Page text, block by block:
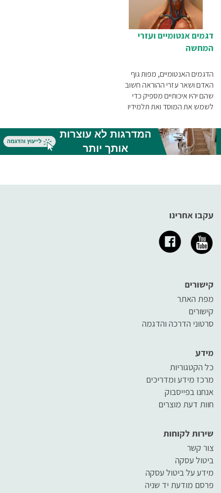
דגמים אנטומיים ועזרי
המחשה
הדגמים האנטומיים, מפות גוף
האדם ושאר עזרי ההוראה חשוב
שהם יהיו איכותיים מספיק כדי
לשמש את המוסד ואת תלמידיו
עקבו אחרינו
קישורים
מפת האתר
קישורים
סרטוני הדרכה והדגמה
מידע
כל הקטגוריות
מרכז מידע ומדריכים
אנחנו בפייסבוק
חוות דעת מוצרים
שירות לקוחות
צור קשר
ביטול עסקה
מידע על ביטול עסקה
פרסם מודעת יד שניה